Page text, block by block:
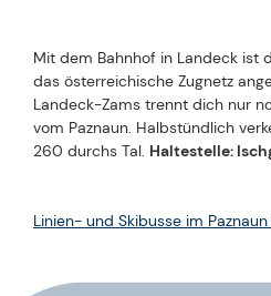
Mit dem Bahnhof in Landeck ist
das österreichische Zugnetz
Landeck-Zams trennt dich nur
vom Paznaun. Halbstündlich
260 durchs Tal. Haltestelle:
Linien- und Skibusse im